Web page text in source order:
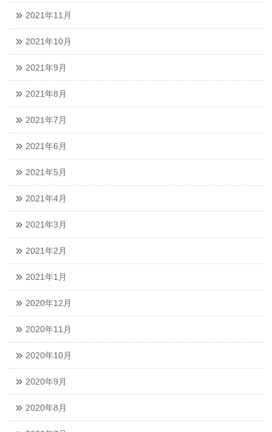
2021年11月
2021年10月
2021年9月
2021年8月
2021年7月
2021年6月
2021年5月
2021年4月
2021年3月
2021年2月
2021年1月
2020年12月
2020年11月
2020年10月
2020年9月
2020年8月